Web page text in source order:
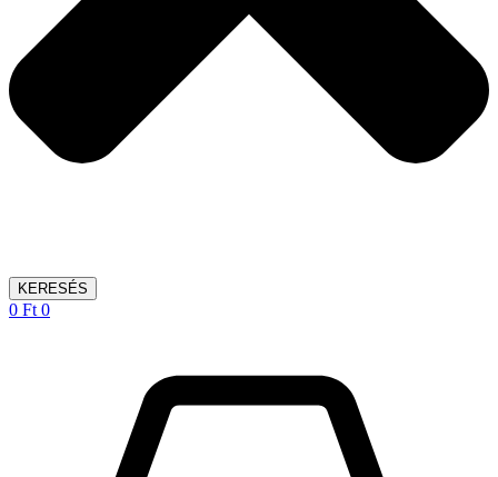
KERESÉS
0 Ft 0